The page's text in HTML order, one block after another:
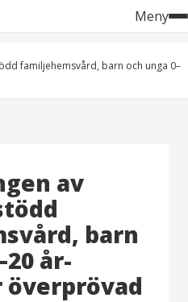
Meny
familjehemsvård, barn och unga 0–
av
barn
år-
överprövad